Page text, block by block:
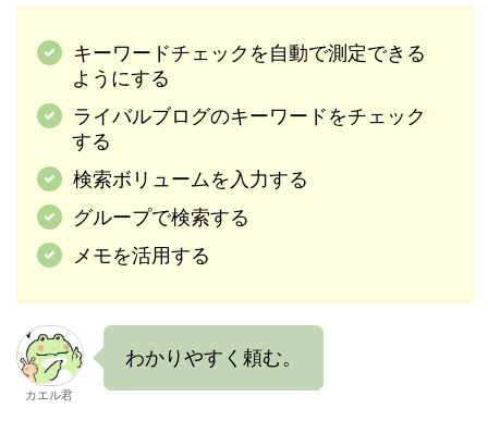
キーワードチェックを自動で測定できる
ようにする
ライバルブログのキーワードをチェック
する
検索ボリュームを入力する
グループで検索する
メモを活用する
カエル君
わかりやすく頼む。